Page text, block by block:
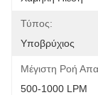
Τύπος:
Υποβρύχιος
Μέγιστη Ροή
500-1000 LPM